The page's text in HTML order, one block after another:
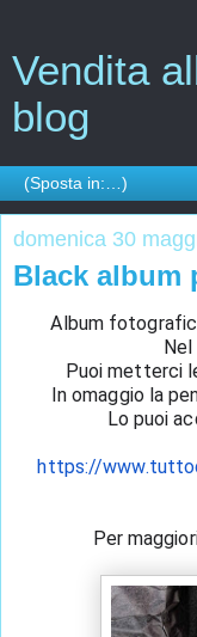
Vendita
blog
domenica 30
Black album
Album
Puoi metterci
In omaggio la
Lo puoi
https://
Per